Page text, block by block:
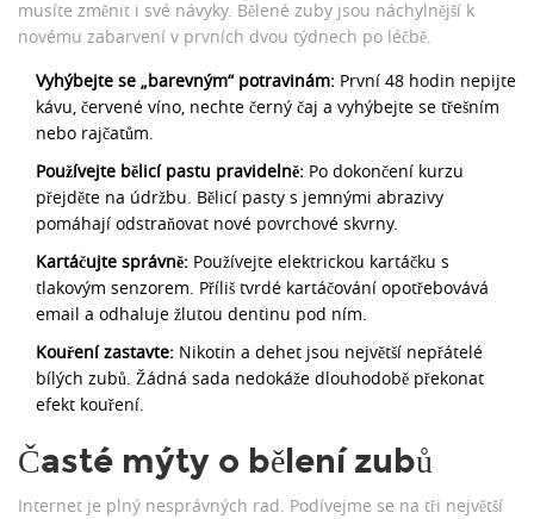
musíte změnit i své návyky. Bělené zuby jsou náchylnější k
novému zabarvení v prvních dvou týdnech po léčbě.
Vyhýbejte se „barevným“ potravinám: První 48 hodin nepijte
kávu, červené víno, nechte černý čaj a vyhýbejte se třešním
nebo rajčatům.
Používejte bělicí pastu pravidelně: Po dokončení kurzu
přejděte na údržbu. Bělicí pasty s jemnými abrazivy
pomáhají odstraňovat nové povrchové skvrny.
Kartáčujte správně: Používejte elektrickou kartáčku s
tlakovým senzorem. Příliš tvrdé kartáčování opotřebovává
email a odhaluje žlutou dentinu pod ním.
Kouření zastavte: Nikotin a dehet jsou největší nepřátelé
bílých zubů. Žádná sada nedokáže dlouhodobě překonat
efekt kouření.
Časté mýty o bělení zubů
Internet je plný nesprávných rad. Podívejme se na tři největší